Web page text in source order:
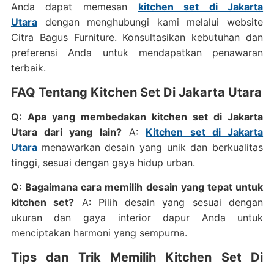
Anda dapat memesan kitchen set di Jakarta
Utaradengan menghubungi kami melalui website
Citra Bagus Furniture. Konsultasikan kebutuhan dan
preferensi Anda untuk mendapatkan penawaran
terbaik.
FAQ Tentang Kitchen Set Di Jakarta Utara
Q: Apa yang membedakan kitchen set di Jakarta
Utara dari yang lain?A: Kitchen set di Jakarta
Utara menawarkan desain yang unik dan berkualitas
tinggi, sesuai dengan gaya hidup urban.
Q: Bagaimana cara memilih desain yang tepat untuk
kitchen set? A: Pilih desain yang sesuai dengan
ukuran dan gaya interior dapur Anda untuk
menciptakan harmoni yang sempurna.
Tips dan Trik Memilih Kitchen Set Di